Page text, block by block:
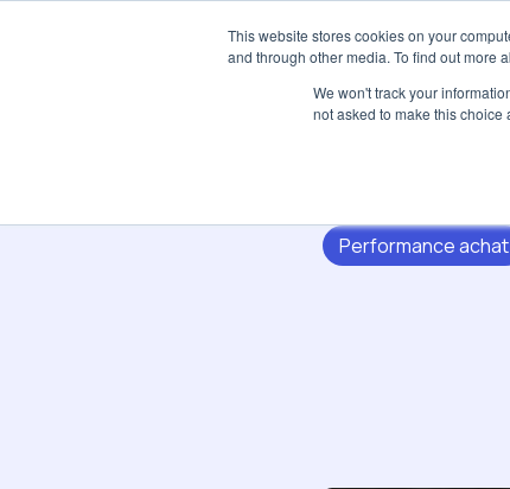
This website stores cookies on your
and through other media. To find out more
We won't track your
not asked to make this choice
Performance achat